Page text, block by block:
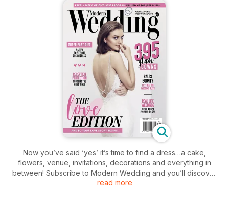
Now you’ve said ‘yes’ it’s time to find a dress…a cake,
flowers, venue, invitations, decorations and everything in
between! Subscribe to Modern Wedding and you’ll discover
all these things and more with the swipe of a finger!
read more